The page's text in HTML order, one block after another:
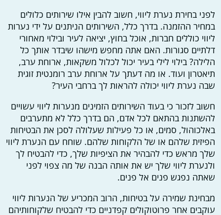
לפני בחירת נערת ליווי, חשוב להבין אילו שירותים כלולים
במחיר ההזמנה. בדרך כלל, השירותים הניתנים על ידי נערות
ליווי כוללים חברות, אוכל בחוץ, יציאה לעיר ובילוי מאחורי
דלתיים סגורות. האם אתה מחפש מישהו שיבדר אותך כל
הלילה? בילוי לילי בעיר יכול לכלול משקאות, ארוחת ערב,
תיאטרון ועוד. או מה דעתך על ארוחת ערב רומנטית זוגית
שבה נערת ליווי יכולה להראות לך ברחבי העיר?
חשוב לזכור כי בעוד השירותים הזמינים מנערות ליווי עשויים
להשתנות בהתאם לכל אדם, הם בדרך כלל לא מתערבים
באלכוהול, סמים, או כל פעילות שעלולה לסכן את הבטיחות
הפיזית שלהם או של הלקוחות שלהם. שוחח עם הנערת ליווי
שלך מראש כדי להבהיר את הציפיות שלך, כדי להבטיח לך
ולנערת ליווי שלך יש את אותה הבנה של מה צפוי לפני
שאתה נפגש פנים אל פנים.
מבחינת שמירה על בטיחות, הרוב המכריע של הנערות ליווי
עוקבים אחר פרוטוקולים קפדניים כדי להבטיח שלקוחותיהם